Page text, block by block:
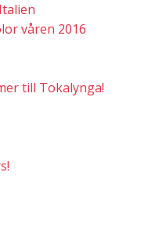
våren 2016
till Tokalynga!